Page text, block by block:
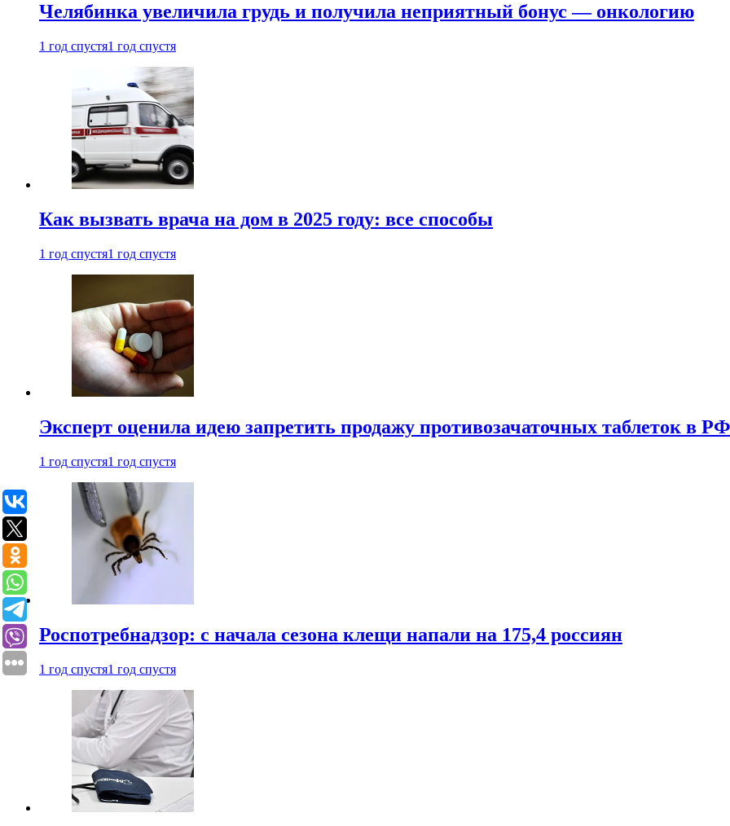
Челябинка увеличила грудь и получила неприятный бонус — онкологию
1 год спустя1 год спустя
Как вызвать врача на дом в 2025 году: все способы
1 год спустя1 год спустя
Эксперт оценила идею запретить продажу противозачаточных таблеток в РФ
1 год спустя1 год спустя
Роспотребнадзор: с начала сезона клещи напали на 175,4 россиян
1 год спустя1 год спустя